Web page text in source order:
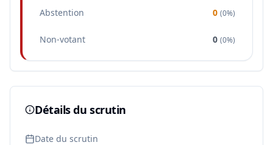
Abstention 0 (0%)
Non-votant 0 (0%)
Détails du scrutin
Date du scrutin